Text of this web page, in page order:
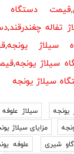
,قیمت دستگاه
تفاله چغندرقند,
سیلاژ یونجه,
سیلاژ یونجه,
سیلاژ یونجه
یونجه سیلاژ
مزایای سیلاژ
شیری
علوفه